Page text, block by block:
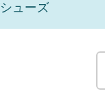
ューズ